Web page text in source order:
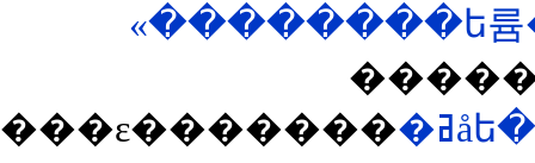
���ε��������ߥåե������Ӥ���äƤ���������